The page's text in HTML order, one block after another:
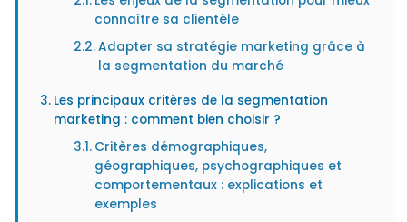
connaître sa clientèle
Adapter sa stratégie marketing grâce à
la segmentation du marché
Les principaux critères de la segmentation
marketing : comment bien choisir ?
Critères démographiques,
géographiques, psychographiques et
comportementaux : explications et
exemples